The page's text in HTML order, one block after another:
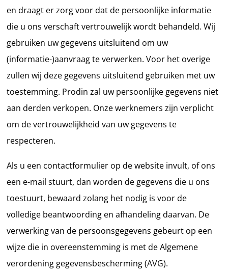
en draagt er zorg voor dat de persoonlijke informatie
die u ons verschaft vertrouwelijk wordt behandeld. Wij
gebruiken uw gegevens uitsluitend om uw
(informatie-)aanvraag te verwerken. Voor het overige
zullen wij deze gegevens uitsluitend gebruiken met uw
toestemming. Prodin zal uw persoonlijke gegevens niet
aan derden verkopen. Onze werknemers zijn verplicht
om de vertrouwelijkheid van uw gegevens te
respecteren.
Als u een contactformulier op de website invult, of ons
een e-mail stuurt, dan worden de gegevens die u ons
toestuurt, bewaard zolang het nodig is voor de
volledige beantwoording en afhandeling daarvan. De
verwerking van de persoonsgegevens gebeurt op een
wijze die in overeenstemming is met de Algemene
verordening gegevensbescherming (AVG).